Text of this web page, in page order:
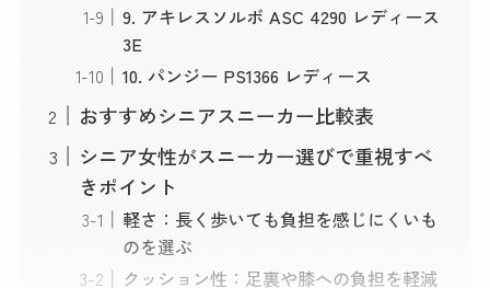
9. アキレスソルボ ASC 4290 レディース
3E
10. パンジー PS1366 レディース
おすすめシニアスニーカー比較表
シニア女性がスニーカー選びで重視すべ
きポイント
軽さ：長く歩いても負担を感じにくいも
のを選ぶ
クッション性：足裏や膝への負担を軽減